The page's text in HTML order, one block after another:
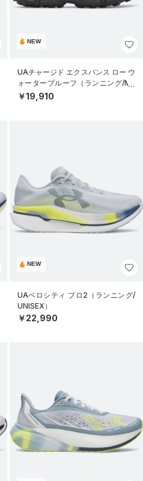
NEW
UAチャージド エクスパンス ロー ウ
ォータープルーフ（ランニング/ME
N）
￥19,910
NEW
UAベロシティ プロ2（ランニング/
UNISEX）
￥22,990